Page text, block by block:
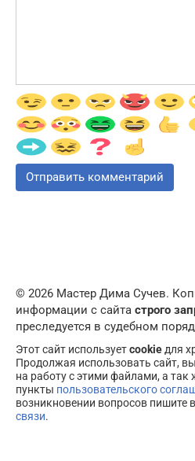
© 2026 Мастер Дима Сучев.
информации с сайта строго
преследуется в судебном
Этот сайт используетcookie для
Продолжая использовать сайт, вы
на работу с этими файлами, а так
пункты пользовательского
возникновении вопросов пишите в
связи.